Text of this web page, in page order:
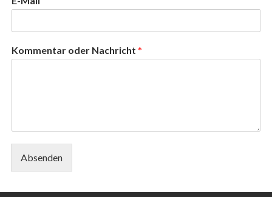
Kommentar oder Nachricht *
Absenden